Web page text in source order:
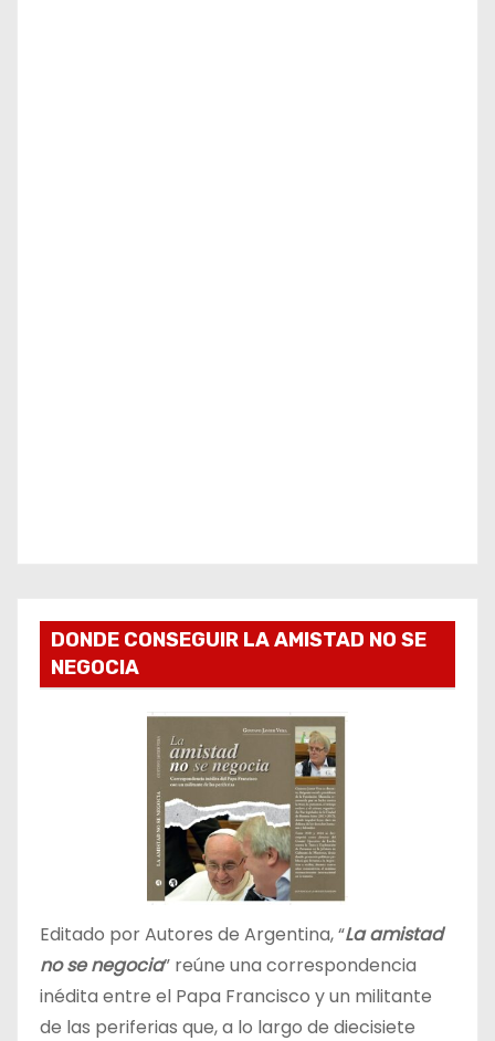
DONDE CONSEGUIR LA AMISTAD NO SE
NEGOCIA
Editado por Autores de Argentina, “La amistad
no se negocia” reúne una correspondencia
inédita entre el Papa Francisco y un militante
de las periferias que, a lo largo de diecisiete